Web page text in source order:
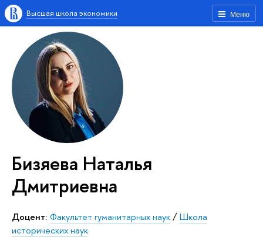
Меню
Высшая школа экономики
Бизяева Наталья
Дмитриевна
Доцент: Факультет гуманитарных наук/Школа
исторических наук